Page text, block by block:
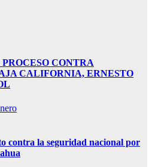
CONTRA
CALIFORNIA, ERNESTO
contra la seguridad nacional por